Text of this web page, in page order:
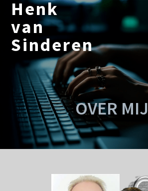
Ga
naar
Henk
van
Sinderen
OVER MIJ